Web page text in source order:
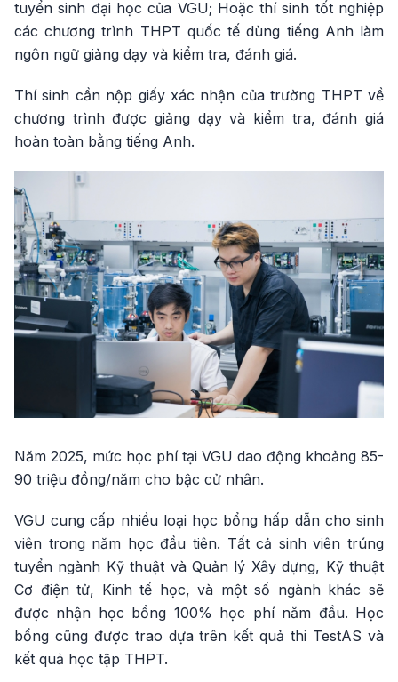
tuyển sinh đại học của VGU; Hoặc thí sinh tốt nghiệp
các chương trình THPT quốc tế dùng tiếng Anh làm
ngôn ngữ giảng dạy và kiểm tra, đánh giá.
Thí sinh cần nộp giấy xác nhận của trường THPT về
chương trình được giảng dạy và kiểm tra, đánh giá
hoàn toàn bằng tiếng Anh.
Năm 2025, mức học phí tại VGU dao động khoảng 85-
90 triệu đồng/năm cho bậc cử nhân.
VGU cung cấp nhiều loại học bổng hấp dẫn cho sinh
viên trong năm học đầu tiên. Tất cả sinh viên trúng
tuyển ngành Kỹ thuật và Quản lý Xây dựng, Kỹ thuật
Cơ điện tử, Kinh tế học, và một số ngành khác sẽ
được nhận học bổng 100% học phí năm đầu. Học
bổng cũng được trao dựa trên kết quả thi TestAS và
kết quả học tập THPT.